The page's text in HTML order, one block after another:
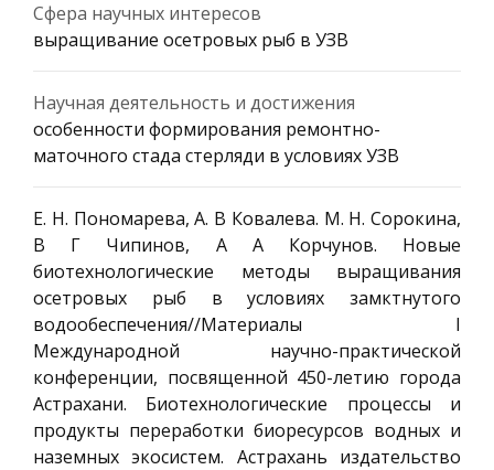
Сфера научных интересов
выращивание осетровых рыб в УЗВ
Научная деятельность и достижения
особенности формирования ремонтно-
маточного стада стерляди в условиях УЗВ
Е. Н. Пономарева, А. В Ковалева. М. Н. Сорокина,
В Г Чипинов, А А Корчунов. Новые
биотехнологические методы выращивания
осетровых рыб в условиях замктнутого
водообеспечения//Материалы I
Международной научно-практической
конференции, посвященной 450-летию города
Астрахани. Биотехнологические процессы и
продукты переработки биоресурсов водных и
наземных экосистем. Астрахань издательство